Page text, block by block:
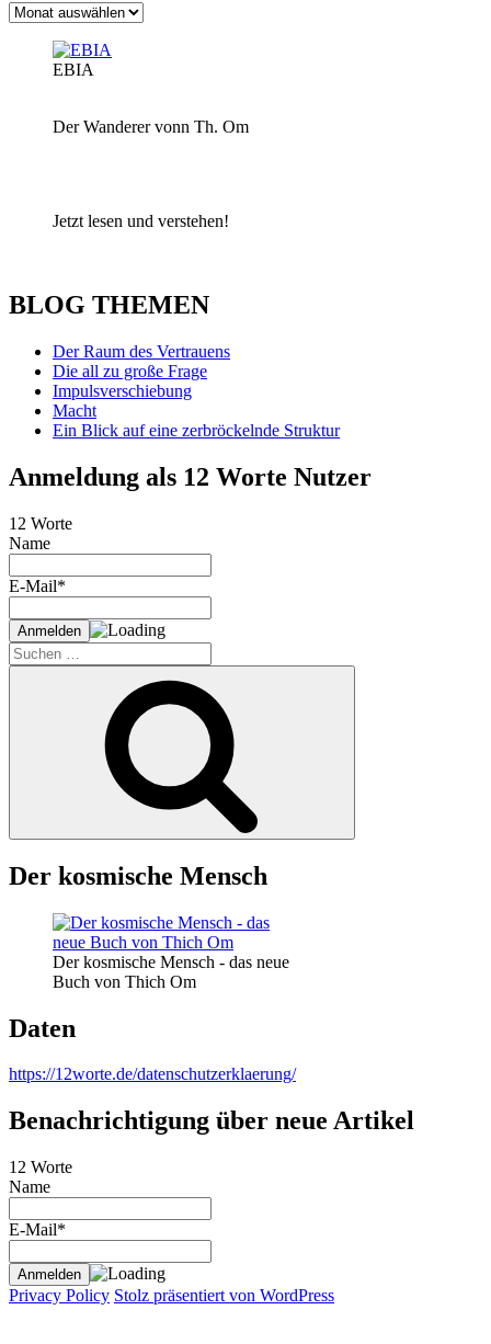
Archiv
EBIA
Der Wanderer vonn Th. Om
Jetzt lesen und verstehen!
BLOG THEMEN
Der Raum des Vertrauens
Die all zu große Frage
Impulsverschiebung
Macht
Ein Blick auf eine zerbröckelnde Struktur
Anmeldung als 12 Worte Nutzer
12 Worte
Name
E-Mail*
Suche
nach:
Der kosmische Mensch
Der kosmische Mensch - das neue
Buch von Thich Om
Daten
https://12worte.de/datenschutzerklaerung/
Benachrichtigung über neue Artikel
12 Worte
Name
E-Mail*
Privacy Policy Stolz präsentiert von WordPress